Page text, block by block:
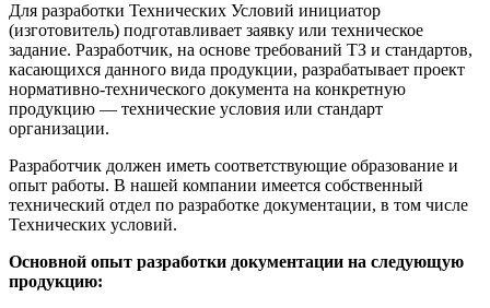
Для разработки Технических Условий инициатор
(изготовитель) подготавливает заявку или техническое
задание. Разработчик, на основе требований ТЗ и стандартов,
касающихся данного вида продукции, разрабатывает проект
нормативно-технического документа на конкретную
продукцию — технические условия или стандарт
организации.
Разработчик должен иметь соответствующие образование и
опыт работы. В нашей компании имеется собственный
технический отдел по разработке документации, в том числе
Технических условий.
Основной опыт разработки документации на следующую
продукцию: